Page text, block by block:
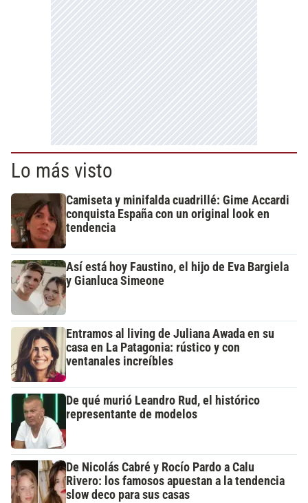
Lo más visto
Camiseta y minifalda cuadrillé: Gime Accardi
conquista España con un original look en
tendencia
Así está hoy Faustino, el hijo de Eva Bargiela
y Gianluca Simeone
Entramos al living de Juliana Awada en su
casa en La Patagonia: rústico y con
ventanales increíbles
De qué murió Leandro Rud, el histórico
representante de modelos
De Nicolás Cabré y Rocío Pardo a Calu
Rivero: los famosos apuestan a la tendencia
slow deco para sus casas